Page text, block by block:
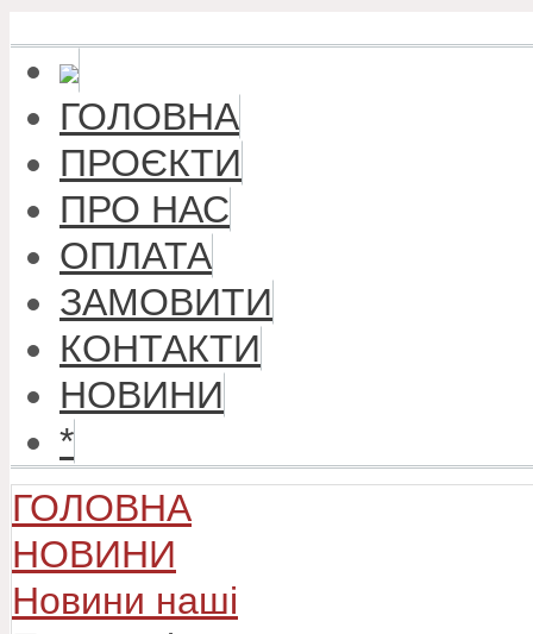
ГОЛОВНА
ПРОЄКТИ
ПРО НАС
ОПЛАТА
ЗАМОВИТИ
КОНТАКТИ
НОВИНИ
*
ГОЛОВНА
НОВИНИ
Новини наші